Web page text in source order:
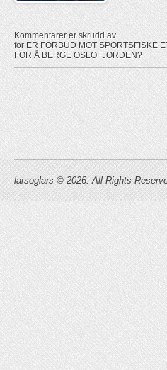
Kommentarer er skrudd av
for ER FORBUD MOT SPORTSFISKE
FOR Å BERGE OSLOFJORDEN?
larsoglars © 2026. All Rights